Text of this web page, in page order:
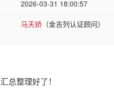
2026-03-31 18:00:57
马天娇 （金吉列认证顾问）
总整理好了！